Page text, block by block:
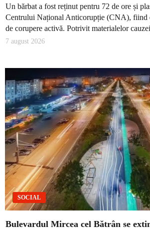
Un bărbat a fost reținut pentru 72 de ore și
Centrului Național Anticorupție (CNA), fiind
de corupere activă. Potrivit materialelor
7 august 2026
SOCIAL
Bulevardul Mircea cel Bătrân se